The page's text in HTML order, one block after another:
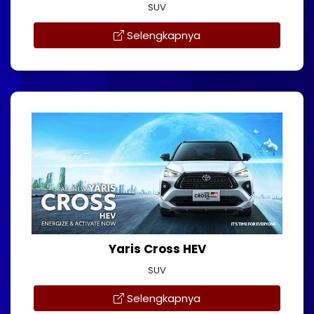
SUV
Selengkapnya
Yaris Cross HEV
SUV
Selengkapnya